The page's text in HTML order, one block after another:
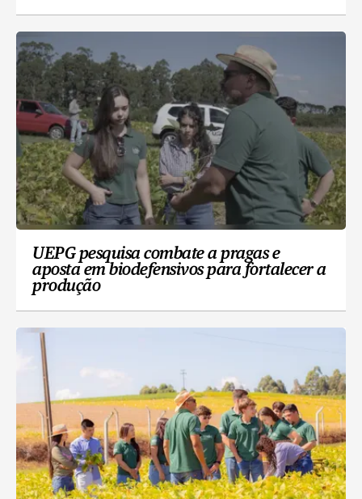
UEPG pesquisa combate a pragas e
aposta em biodefensivos para fortalecer a
produção